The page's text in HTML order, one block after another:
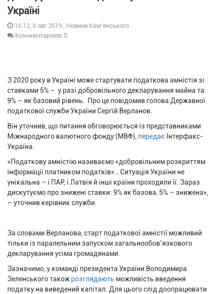
Україні
16:12, 8 авг 2019 , Новини Кам'янського
Комментариев: 0
З 2020 року в Україні може стартувати податкова амністія зі
ставками 5% – у разі добровільного декларування майна та
9% – як базовий рівень. Про це повідомив голова Державної
податкової служби України Сергій Верланов.
Він уточнив, що питання обговорюється із представниками
Міжнародного валютного фонду (МВФ), передає Інтерфакс-
Україна.
«Податкову амністію називаємо «добровільним розкриттям
інформації платником податків»… Ситуація України не
унікальна – і ПАР, і Латвія й інші країни проходили її. Зараз
дискутуємо про знижені ставки: 9% як базова, 5% – знижена»,
– уточнив керівник служби.
За словами Верланова, старт податкової амністії можливий
тільки із паралельним запуском загальнообов’язкового
декларування усіма громадянами.
Зазначимо, у команді президента України Володимира
Зеленського також розглядають можливість введення
податку на виведений капітал. Для цього слід доопрацювати